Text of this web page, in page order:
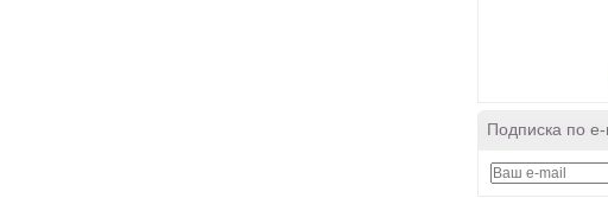
Подписка по